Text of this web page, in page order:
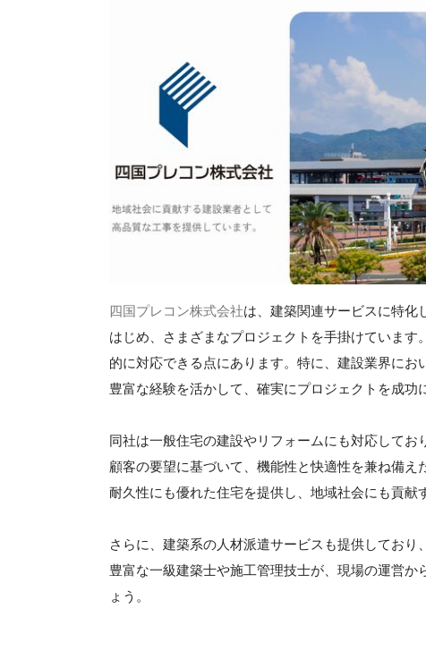
四国プレコン株式会社は、建築関連サービスに特化
はじめ、さまざまなプロジェクトを手掛けていま
的に対応できる点にあります。特に、建設業界に
豊富な経験を活かして、確実にプロジェクトを成功
同社は一般住宅の建設やリフォームにも対応してお
顧客の要望に基づいて、機能性と快適性を兼ね備え
耐久性にも優れた住宅を提供し、地域社会にも貢献
さらに、建築系の人材派遣サービスも提供してお
豊富な一級建築士や施工管理技士が、現場の運営
ょう。